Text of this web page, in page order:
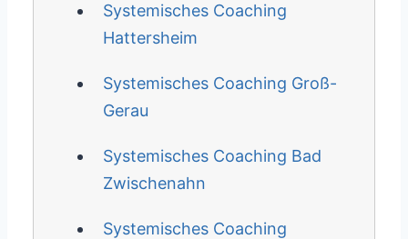
Systemisches Coaching
Hattersheim
Systemisches Coaching Groß-
Gerau
Systemisches Coaching Bad
Zwischenahn
Systemisches Coaching